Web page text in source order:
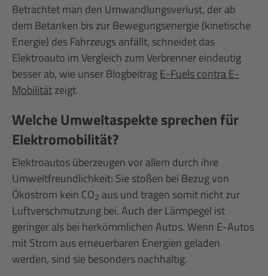
Betrachtet man den Umwandlungsverlust, der ab
dem Betanken bis zur Bewegungsenergie (kinetische
Energie) des Fahrzeugs anfällt, schneidet das
Elektroauto im Vergleich zum Verbrenner eindeutig
besser ab, wie unser BlogbeitragE-Fuels contra E-
Mobilitätzeigt.
Welche Umweltaspekte sprechen für
Elektromobilität?
Elektroautos überzeugen vor allem durch ihre
Umweltfreundlichkeit: Sie stoßen bei Bezug von
Ökostrom kein CO2 aus und tragen somit nicht zur
Luftverschmutzung bei. Auch der Lärmpegel ist
geringer als bei herkömmlichen Autos. Wenn E-Autos
mit Strom aus erneuerbaren Energien geladen
werden, sind sie besonders nachhaltig.